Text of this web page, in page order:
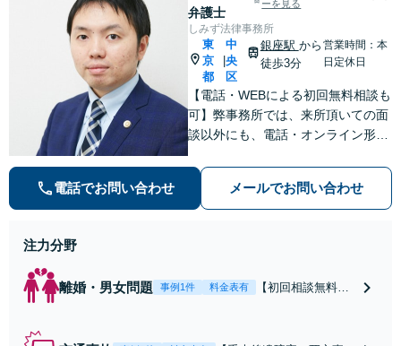
弁護士
ーを見る
しみず法律事務所
東
京
都
中
央
区
銀座駅 から
徒歩3分
営業時間：本
日定休日
【電話・WEBによる初回無料相談も
可】弊事務所では、来所頂いての面
談以外にも、電話・オンライン形式
弁護士にご相談頂くことで、今のご
不安が和らぐとともに、問題解決の
ために前に進むことができます。
電話でお問い合わせ メールでお問い合わせ
注力分野
離婚・男女問題 事例1件 料金表有
【初回相談無料】